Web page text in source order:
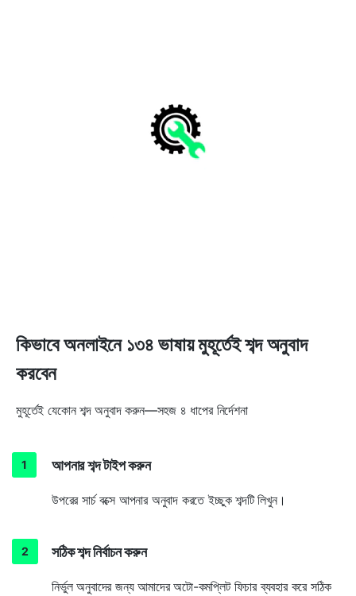
কিভাবে অনলাইনে ১৩৪ ভাষায় মুহূর্তেই শব্দ অনুবাদ
করবেন
মুহূর্তেই যেকোন শব্দ অনুবাদ করুন—সহজ ৪ ধাপের নির্দেশনা
আপনার শব্দ টাইপ করুন
উপরের সার্চ বক্সে আপনার অনুবাদ করতে ইচ্ছুক শব্দটি লিখুন।
সঠিক শব্দ নির্বাচন করুন
নির্ভুল অনুবাদের জন্য আমাদের অটো-কমপ্লিট ফিচার ব্যবহার করে সঠিক